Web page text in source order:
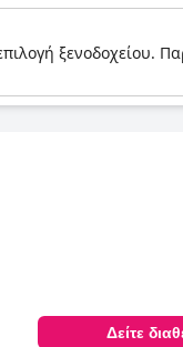
ξενοδοχείου.
Δείτε